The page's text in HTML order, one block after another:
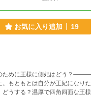
お気に入り追加 19
ために王様に側妃はどう？―――
もともとは自分が王妃になりた
うする？温厚で四角四面な王様